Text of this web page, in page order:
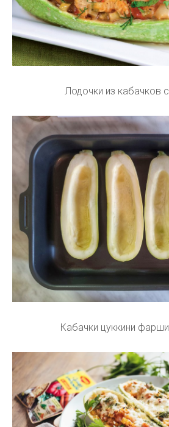
Лодочки из кабачков
Кабачки цуккини